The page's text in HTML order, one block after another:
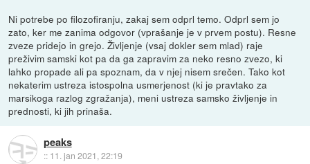
Ni potrebe po filozofiranju, zakaj sem odprl temo. Odprl sem jo
zato, ker me zanima odgovor (vprašanje je v prvem postu). Resne
zveze pridejo in grejo. Življenje (vsaj dokler sem mlad) raje
preživim samski kot pa da ga zapravim za neko resno zvezo, ki
lahko propade ali pa spoznam, da v njej nisem srečen. Tako kot
nekaterim ustreza istospolna usmerjenost (ki je pravtako za
marsikoga razlog zgražanja), meni ustreza samsko življenje in
prednosti, ki jih prinaša.
peaks
:: 11. jan 2021, 22:19